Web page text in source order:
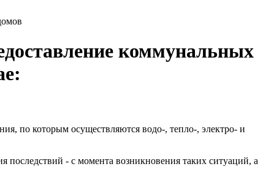
коммунальных
по которым осуществляются водо-, тепло-, электро- и
- с момента возникновения таких ситуаций, а